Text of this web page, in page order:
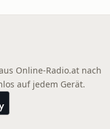
Online‑Radio.at nach
auf jedem Gerät.